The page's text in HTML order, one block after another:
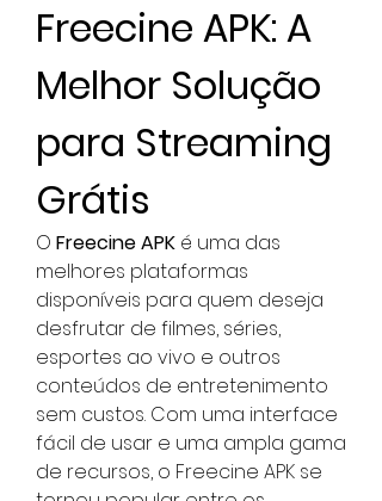
Freecine APK: A
Melhor Solução
para Streaming
Grátis
O Freecine APK é uma das
melhores plataformas
disponíveis para quem deseja
desfrutar de filmes, séries,
esportes ao vivo e outros
conteúdos de entretenimento
sem custos. Com uma interface
fácil de usar e uma ampla gama
de recursos, o Freecine APK se